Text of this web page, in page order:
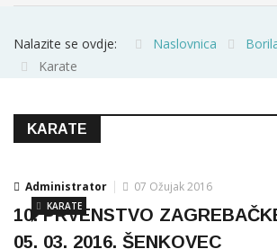
Nalazite se ovdje: Naslovnica
Karate
KARATE
Administrator
KARATE
07 Ožujak 2016
10. PRVENSTVO
05. 03. 2016. ŠENKOVEC